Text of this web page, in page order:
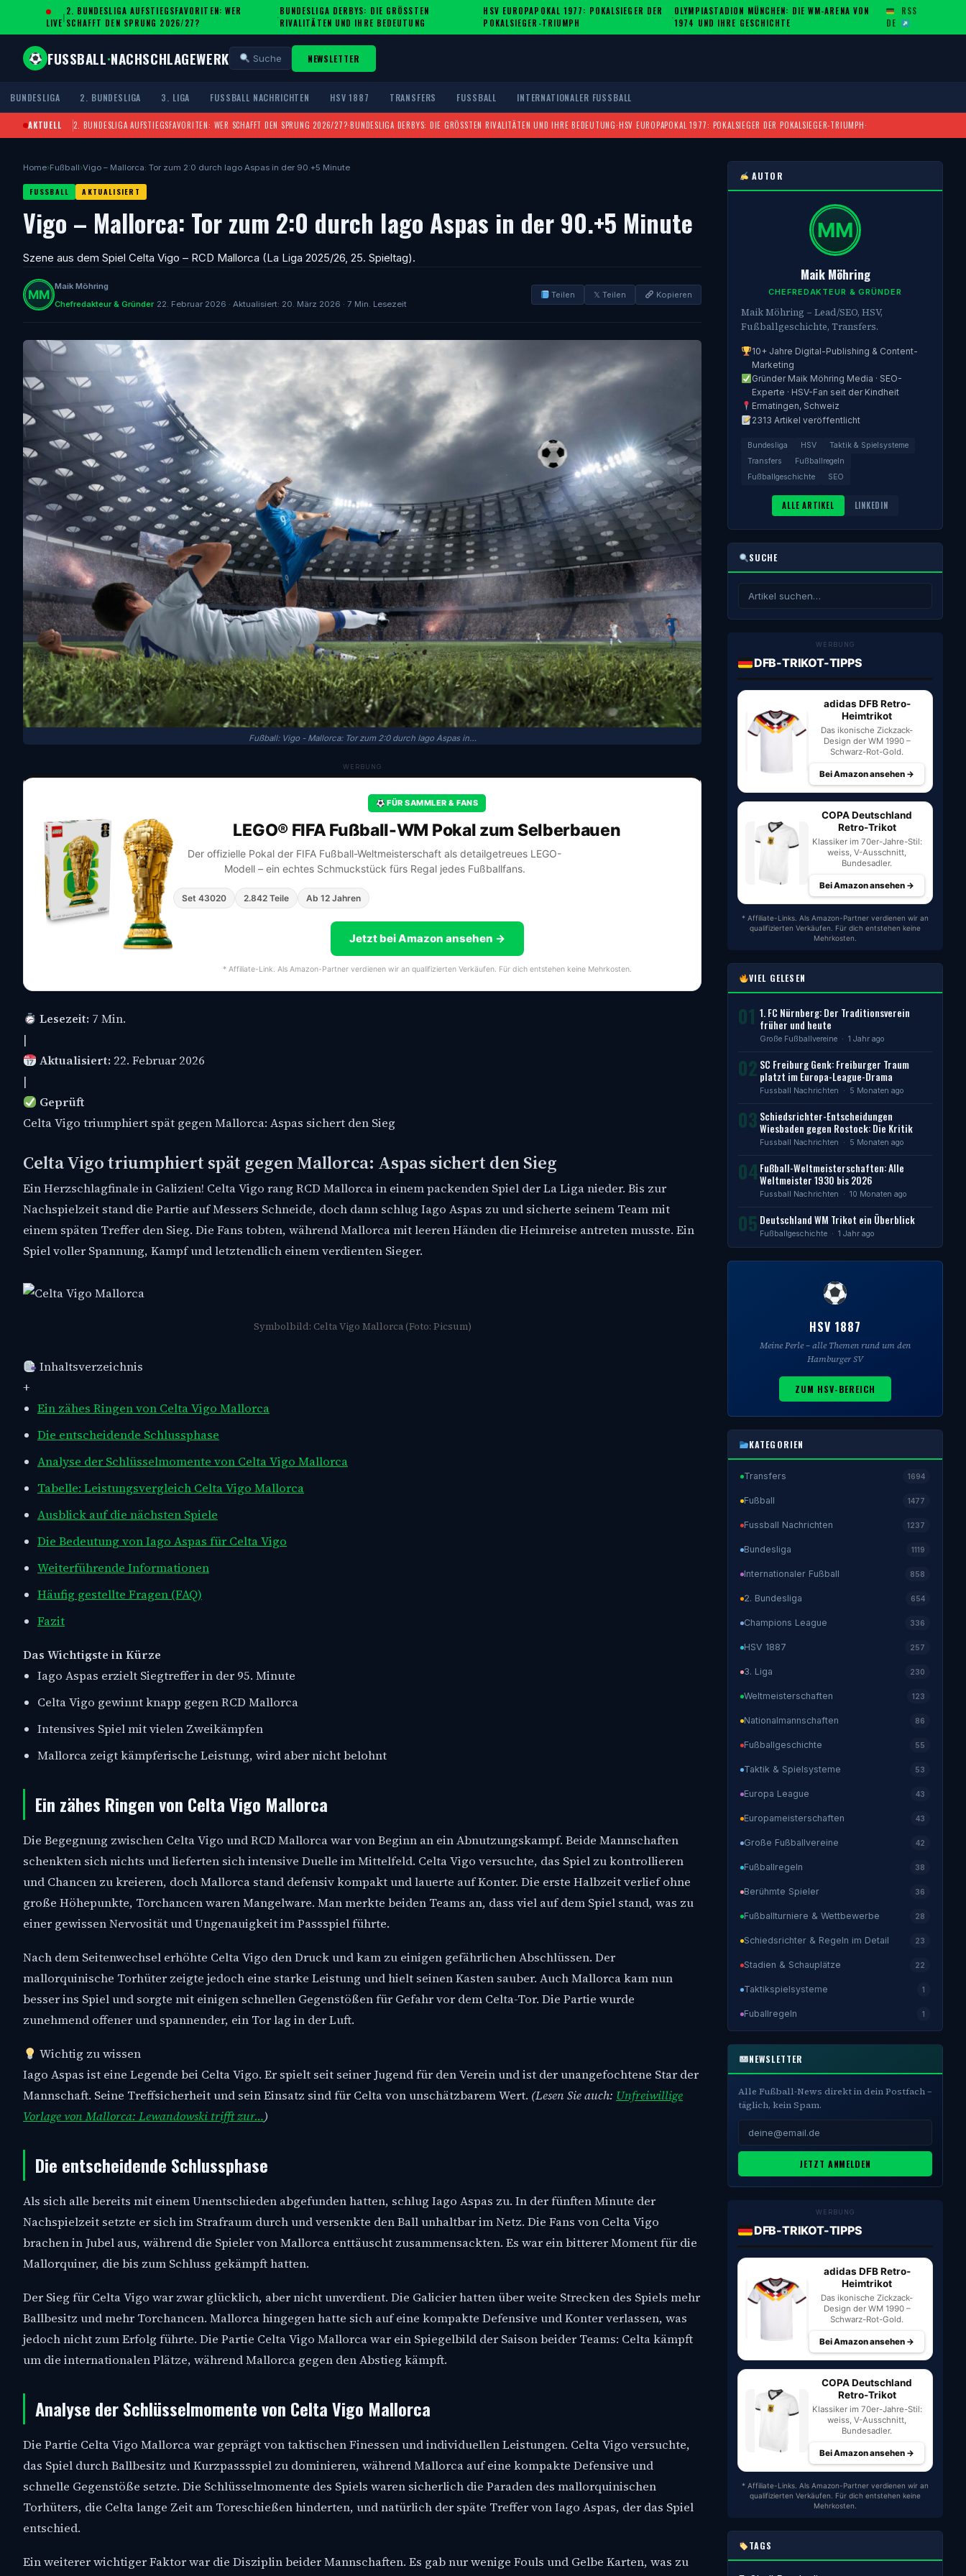
LIVE
|
2. BUNDESLIGA AUFSTIEGSFAVORITEN: WER
SCHAFFT DEN SPRUNG 2026/27?
·
BUNDESLIGA DERBYS: DIE GRÖSSTEN R
IVALITÄTEN UND IHRE BEDEUTUNG
·
HSV EUROPAPOKAL 1977: POKALSIEGER DER
POKALSIEGER-TRIUMPH
·
OLYMPIASTADION MÜNCHEN: DIE WM-ARENA VON
1974 UND IHRE GESCHICHTE
DE
RSS
FUSSBALL·NACHSCHLAGEWERK Suche NEWSLETTER
BUNDESLIGA 2. BUNDESLIGA 3. LIGA FUSSBALL NACHRICHTEN HSV 1887 TRANSFERS FUSSBALL INTERNATIONALER FUSSBALL
AKTUELL 2. BUNDESLIGA AUFSTIEGSFAVORITEN: WER SCHAFFT DEN SPRUNG 2026/27?·BUNDESLIGA DERBYS: DIE GRÖSSTEN RIVALITÄTEN UND IHRE BEDEUTUNG ·HSV EUROPAPOKAL 1977: POKALSIEGER DER POKALSIEGER-TRIUMPH·
Home›Fußball›Vigo – Mallorca: Tor zum 2:0 durch Iago Aspas in der 90.+5 Minute
FUSSBALL AKTUALISIERT
Vigo – Mallorca: Tor zum 2:0 durch Iago Aspas in der 90.+5 Minute
Szene aus dem Spiel Celta Vigo – RCD Mallorca (La Liga 2025/26, 25. Spieltag).
Maik Möhring
Chefredakteur & Gründer 22. Februar 2026 · Aktualisiert: 20. März 2026 · 7 Min. Lesezeit
Teilen 𝕏 Teilen Kopieren
Fußball: Vigo - Mallorca: Tor zum 2:0 durch Iago Aspas in…
WERBUNG
FÜR SAMMLER & FANS
LEGO® FIFA Fußball-WM Pokal zum Selberbauen
Der offizielle Pokal der FIFA Fußball-Weltmeisterschaft als detailgetreues LEGO-
Modell – ein echtes Schmuckstück fürs Regal jedes Fußballfans.
Set 43020 2.842 Teile Ab 12 Jahren
Jetzt bei Amazon ansehen →
* Affiliate-Link. Als Amazon-Partner verdienen wir an qualifizierten Verkäufen. Für dich entstehen keine Mehrkosten.
Lesezeit:7 Min.
|
Aktualisiert:22. Februar 2026
|
Geprüft
Celta Vigo triumphiert spät gegen Mallorca: Aspas sichert den Sieg
Celta Vigo triumphiert spät gegen Mallorca: Aspas sichert den Sieg
Ein Herzschlagfinale in Galizien! Celta Vigo rang RCD Mallorca in einem packenden Spiel der La Liga nieder. Bis zur
Nachspielzeit stand die Partie auf Messers Schneide, doch dann schlug Iago Aspas zu und sicherte seinem Team mit
einem späten Treffer den Sieg. Die Fans tobten, während Mallorca mit leeren Händen die Heimreise antreten musste. Ein
Spiel voller Spannung, Kampf und letztendlich einem verdienten Sieger.
Symbolbild: Celta Vigo Mallorca (Foto: Picsum)
Inhaltsverzeichnis
+
Ein zähes Ringen von Celta Vigo Mallorca
Die entscheidende Schlussphase
Analyse der Schlüsselmomente von Celta Vigo Mallorca
Tabelle: Leistungsvergleich Celta Vigo Mallorca
Ausblick auf die nächsten Spiele
Die Bedeutung von Iago Aspas für Celta Vigo
Weiterführende Informationen
Häufig gestellte Fragen (FAQ)
Fazit
Das Wichtigste in Kürze
Iago Aspas erzielt Siegtreffer in der 95. Minute
Celta Vigo gewinnt knapp gegen RCD Mallorca
Intensives Spiel mit vielen Zweikämpfen
Mallorca zeigt kämpferische Leistung, wird aber nicht belohnt
Ein zähes Ringen von Celta Vigo Mallorca
Die Begegnung zwischen Celta Vigo und RCD Mallorca war von Beginn an ein Abnutzungskampf. Beide Mannschaften
schenkten sich nichts und lieferten sich intensive Duelle im Mittelfeld. Celta Vigo versuchte, das Spiel zu kontrollieren
und Chancen zu kreieren, doch Mallorca stand defensiv kompakt und lauerte auf Konter. Die erste Halbzeit verlief ohne
große Höhepunkte, Torchancen waren Mangelware. Man merkte beiden Teams an, dass viel auf dem Spiel stand, was zu
einer gewissen Nervosität und Ungenauigkeit im Passspiel führte.
Nach dem Seitenwechsel erhöhte Celta Vigo den Druck und kam zu einigen gefährlichen Abschlüssen. Der
mallorquinische Torhüter zeigte jedoch eine starke Leistung und hielt seinen Kasten sauber. Auch Mallorca kam nun
besser ins Spiel und sorgte mit einigen schnellen Gegenstößen für Gefahr vor dem Celta-Tor. Die Partie wurde
zunehmend offener und spannender, ein Tor lag in der Luft.
Wichtig zu wissen
Iago Aspas ist eine Legende bei Celta Vigo. Er spielt seit seiner Jugend für den Verein und ist der unangefochtene Star der
Mannschaft. Seine Treffsicherheit und sein Einsatz sind für Celta von unschätzbarem Wert. (Lesen Sie auch: Unfreiwillige
Vorlage von Mallorca: Lewandowski trifft zur…)
Die entscheidende Schlussphase
Als sich alle bereits mit einem Unentschieden abgefunden hatten, schlug Iago Aspas zu. In der fünften Minute der
Nachspielzeit setzte er sich im Strafraum durch und versenkte den Ball unhaltbar im Netz. Die Fans von Celta Vigo
brachen in Jubel aus, während die Spieler von Mallorca enttäuscht zusammensackten. Es war ein bitterer Moment für die
Mallorquiner, die bis zum Schluss gekämpft hatten.
Der Sieg für Celta Vigo war zwar glücklich, aber nicht unverdient. Die Galicier hatten über weite Strecken des Spiels mehr
Ballbesitz und mehr Torchancen. Mallorca hingegen hatte sich auf eine kompakte Defensive und Konter verlassen, was
jedoch nicht zum Erfolg führte. Die Partie Celta Vigo Mallorca war ein Spiegelbild der Saison beider Teams: Celta kämpft
um die internationalen Plätze, während Mallorca gegen den Abstieg kämpft.
Analyse der Schlüsselmomente von Celta Vigo Mallorca
Die Partie Celta Vigo Mallorca war geprägt von taktischen Finessen und individuellen Leistungen. Celta Vigo versuchte,
das Spiel durch Ballbesitz und Kurzpassspiel zu dominieren, während Mallorca auf eine kompakte Defensive und
schnelle Gegenstöße setzte. Die Schlüsselmomente des Spiels waren sicherlich die Paraden des mallorquinischen
Torhüters, die Celta lange Zeit am Toreschießen hinderten, und natürlich der späte Treffer von Iago Aspas, der das Spiel
entschied.
Ein weiterer wichtiger Faktor war die Disziplin beider Mannschaften. Es gab nur wenige Fouls und Gelbe Karten, was zu
AUTOR
Maik Möhring
CHEFREDAKTEUR & GRÜNDER
Maik Möhring – Lead/SEO, HSV,
Fußballgeschichte, Transfers.
10+ Jahre Digital-Publishing & Content-
Marketing
Gründer Maik Möhring Media · SEO-
Experte · HSV-Fan seit der Kindheit
Ermatingen, Schweiz
2313 Artikel veröffentlicht
Bundesliga HSV
Taktik & Spielsysteme
Transfers
Fußballregeln
Fußballgeschichte
SEO
ALLE ARTIKEL LINKEDIN
SUCHE
WERBUNG
DFB-TRIKOT-TIPPS
adidas DFB Retro-
Heimtrikot
Das ikonische Zickzack-
Design der WM 1990 –
Schwarz-Rot-Gold.
Bei Amazon ansehen →
COPA Deutschland
Retro-Trikot
Klassiker im 70er-Jahre-Stil:
weiss, V-Ausschnitt,
Bundesadler.
Bei Amazon ansehen →
* Affiliate-Links. Als Amazon-Partner verdienen wir an
qualifizierten Verkäufen. Für dich entstehen keine
Mehrkosten.
VIEL GELESEN
01 1. FC Nürnberg: Der Traditionsverein
früher und heute
Große Fußballvereine · 1 Jahr ago
02 SC Freiburg Genk: Freiburger Traum
platzt im Europa-League-Drama
Fussball Nachrichten · 5 Monaten ago
03 Schiedsrichter-Entscheidungen
Wiesbaden gegen Rostock: Die Kritik
Fussball Nachrichten · 5 Monaten ago
04 Fußball-Weltmeisterschaften: Alle
Weltmeister 1930 bis 2026
Fussball Nachrichten · 10 Monaten ago
05 Deutschland WM Trikot ein Überblick
Fußballgeschichte · 1 Jahr ago
HSV 1887
Meine Perle – alle Themen rund um den
Hamburger SV
ZUM HSV-BEREICH
KATEGORIEN
Transfers 1694
Fußball 1477
Fussball Nachrichten 1237
Bundesliga 1119
Internationaler Fußball 858
2. Bundesliga 654
Champions League 336
HSV 1887 257
3. Liga 230
Weltmeisterschaften 123
Nationalmannschaften 86
Fußballgeschichte 55
Taktik & Spielsysteme 53
Europa League 43
Europameisterschaften 43
Große Fußballvereine 42
Fußballregeln 38
Berühmte Spieler 36
Fußballturniere & Wettbewerbe 28
Schiedsrichter & Regeln im Detail 23
Stadien & Schauplätze 22
Taktikspielsysteme 1
Fuballregeln 1
NEWSLETTER
Alle Fußball-News direkt in dein Postfach –
täglich, kein Spam.
JETZT ANMELDEN
WERBUNG
DFB-TRIKOT-TIPPS
adidas DFB Retro-
Heimtrikot
Das ikonische Zickzack-
Design der WM 1990 –
Schwarz-Rot-Gold.
Bei Amazon ansehen →
COPA Deutschland
Retro-Trikot
Klassiker im 70er-Jahre-Stil:
weiss, V-Ausschnitt,
Bundesadler.
Bei Amazon ansehen →
* Affiliate-Links. Als Amazon-Partner verdienen wir an
qualifizierten Verkäufen. Für dich entstehen keine
Mehrkosten.
TAGS